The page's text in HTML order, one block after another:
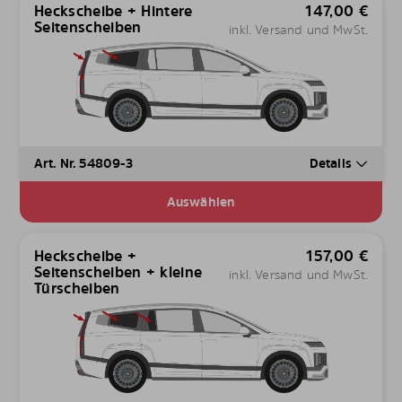
Heckscheibe + Hintere
Seitenscheiben
147,00 €
inkl. Versand und MwSt.
Art. Nr. 54809-3 Details
Auswählen
Heckscheibe +
Seitenscheiben + kleine
Türscheiben
157,00 €
inkl. Versand und MwSt.